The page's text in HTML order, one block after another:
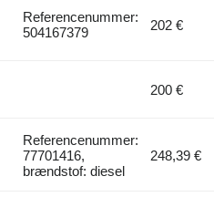
Referencenummer:
504167379
202 €
200 €
Referencenummer:
77701416,
brændstof: diesel
248,39 €